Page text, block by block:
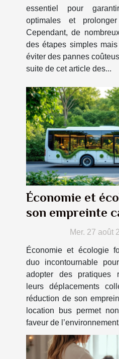
essentiel pour
optimales et
Cependant, de
des étapes simples
éviter des pannes
suite de cet article des...
Économie et
son empreinte
à la location bus
Mer. 27 août
Économie et écologie
duo incontournable
adopter des pratiques
leurs déplacements
réduction de son
location bus permet
faveur de